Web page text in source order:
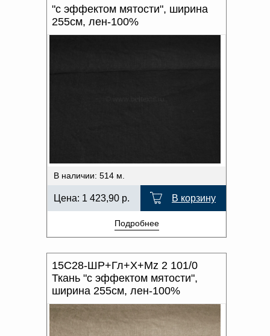
"с эффектом мятости", ширина
255см, лен-100%
В наличии: 514 м.
Цена: 1 423,90 р. В корзину
Подробнее
15С28-ШР+Гл+Х+Мz 2 101/0
Ткань "с эффектом мятости",
ширина 255см, лен-100%